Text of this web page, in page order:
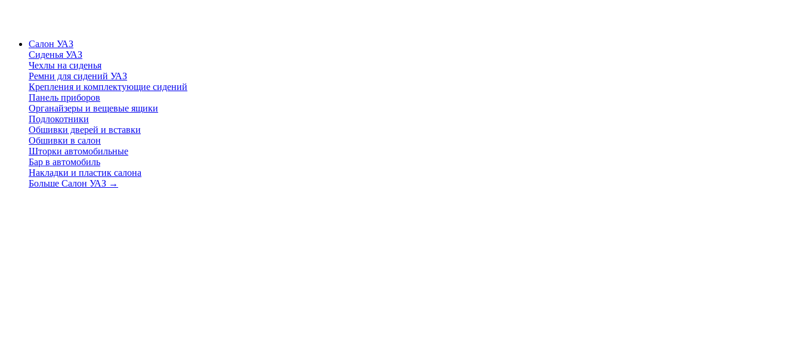
Салон УАЗ
Сиденья УАЗ
Чехлы на сиденья
Ремни для сидений УАЗ
Крепления и комплектующие сидений
Панель приборов
Органайзеры и вещевые ящики
Подлокотники
Обшивки дверей и вставки
Обшивки в салон
Шторки автомобильные
Бар в автомобиль
Накладки и пластик салона
Больше Салон УАЗ →